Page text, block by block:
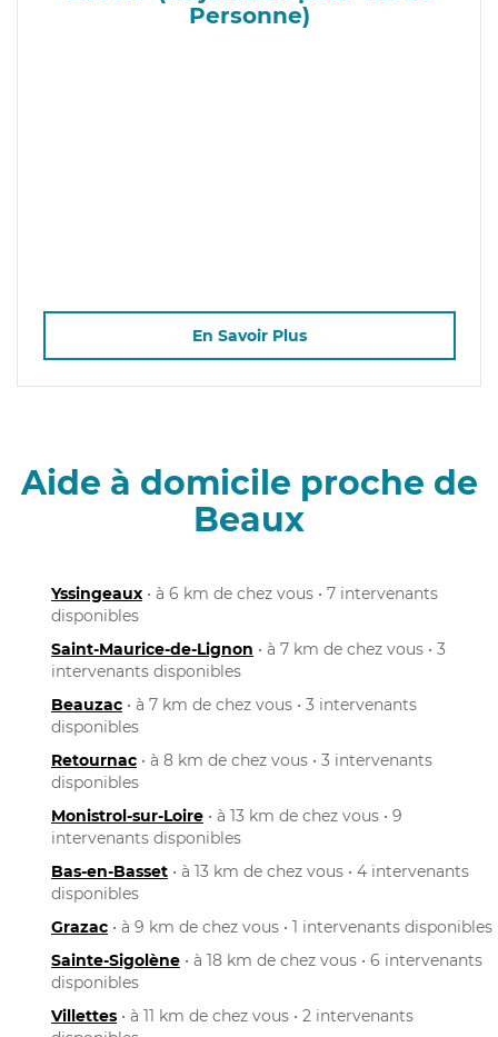
Personne)
En Savoir Plus
Aide à domicile proche de
Beaux
Yssingeaux • à 6 km de chez vous • 7 intervenants
disponibles
Saint-Maurice-de-Lignon • à 7 km de chez vous • 3
intervenants disponibles
Beauzac • à 7 km de chez vous • 3 intervenants
disponibles
Retournac • à 8 km de chez vous • 3 intervenants
disponibles
Monistrol-sur-Loire • à 13 km de chez vous • 9
intervenants disponibles
Bas-en-Basset • à 13 km de chez vous • 4 intervenants
disponibles
Grazac • à 9 km de chez vous • 1 intervenants disponibles
Sainte-Sigolène • à 18 km de chez vous • 6 intervenants
disponibles
Villettes • à 11 km de chez vous • 2 intervenants